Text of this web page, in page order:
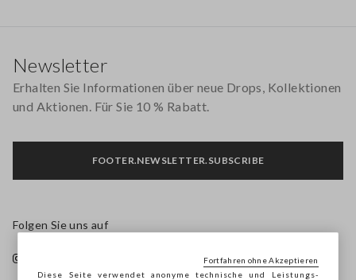
Newsletter
Erhalten Sie Informationen über neue Drops, Kollektionen
und Aktionen. Für Sie 10 % Rabatt.
FOOTER.NEWSLETTER.SUBSCRIBE
Folgen Sie uns auf
Diese Seite verwendet anonyme technische und Leistungs-
Fortfahren ohne Akzeptieren